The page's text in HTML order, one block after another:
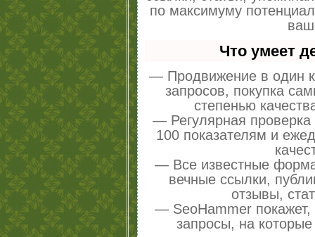
по максимуму
Что умеет
— Продвижение в один
запросов, покупка
степенью
— Регулярная проверка
100 показателям и
— Все известные
вечные ссылки,
отзывы,
— SeoHammer покажет,
запросы, на